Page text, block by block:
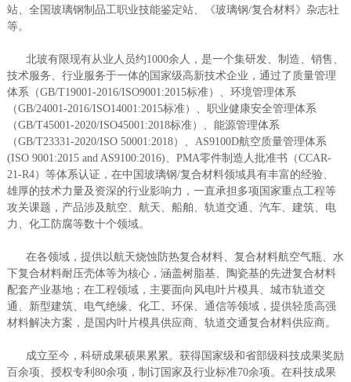
站、全国玻璃钢制品工职业技能鉴定站、《玻璃钢/复合材料》杂志社
等。
北玻有限现有从业人员约1000余人，是一个集研发、制造、销售、
技术服务、行业服务于一体的国家级高新技术企业，通过了质量管理
体系（GB/T19001-2016/ISO9001:2015标准）、环境管理体系
（GB/24001-2016/ISO14001:2015标准）、职业健康安全管理体系
（GB/T45001-2020/ISO45001:2018标准）、能源管理体系
（GB/T23331-2020/ISO 50001:2018）、AS9100D航空质量管理体系
(ISO 9001:2015 and AS9100:2016)、PMA零件制造人批准书（CCAR-
21-R4）等体系认证，在中国玻璃钢/复合材料领域具有丰富的经验、
雄厚的技术力量及资深的行业影响力，一直承担多项国家重点工程等
攻关课题，产品涉及航空、航天、船舶、轨道交通、汽车、建筑、电
力、化工防腐等数十个领域。
在各领域，提供以航天烧蚀防热复合材料、复合材料航空气瓶、水
下复合材料耐压壳体等为核心，涵盖树脂基、陶瓷基的先进复合材料
配套产业基地；在工程领域，主要面向风电叶片模具、城市轨道交
通、新型建筑、电气绝缘、化工、环保、通信等领域，提供轻质高强
材料解决方案，是国内叶片模具供应商、轨道交通复合材料供应商。
成立至今，科研成果硕果累累。获得国家级和省部级科技成果奖励
百余项、授权专利80余项，制订国家及行业标准70余项。在科技成果